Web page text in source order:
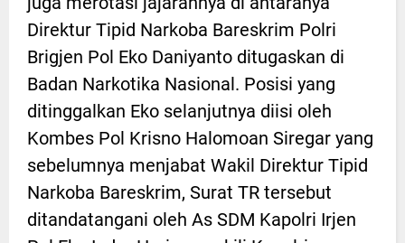
Direktur Tipid Narkoba Bareskrim Polri
Brigjen Pol Eko Daniyanto ditugaskan di
Badan Narkotika Nasional. Posisi yang
ditinggalkan Eko selanjutnya diisi oleh
Kombes Pol Krisno Halomoan Siregar yang
sebelumnya menjabat Wakil Direktur Tipid
Narkoba Bareskrim, Surat TR tersebut
ditandatangani oleh As SDM Kapolri Irjen